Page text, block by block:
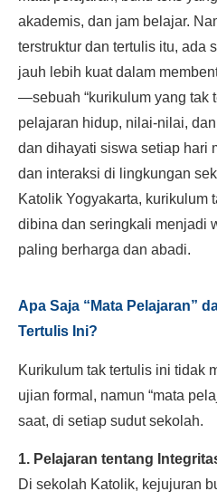
akademis, dan jam belajar.
terstruktur dan tertulis itu, ada
jauh lebih kuat dalam
—sebuah “kurikulum yang tak
pelajaran hidup, nilai-nilai,
dan dihayati siswa setiap hari
dan interaksi di lingkungan
Katolik Yogyakarta, kurikulum
dibina dan seringkali menjadi
paling berharga dan abadi.
Apa Saja “Mata Pelajaran”
Tertulis Ini?
Kurikulum tak tertulis ini tidak
ujian formal, namun “mata
saat, di setiap sudut sekolah.
1. Pelajaran tentang
Di sekolah Katolik, kejujuran